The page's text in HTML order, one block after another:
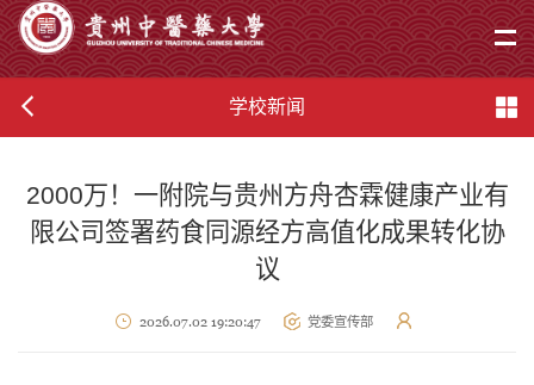
学校新闻
2000万！一附院与贵州方舟杏霖健康产业有
限公司签署药食同源经方高值化成果转化协
议
2026.07.02 19:20:47 党委宣传部